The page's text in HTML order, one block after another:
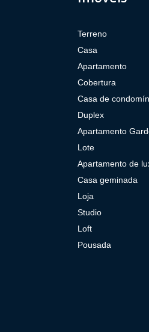
Terreno
Casa
Apartamento
Cobertura
Casa de
Duplex
Apartamento
Lote
Apartamento de
Casa geminada
Loja
Studio
Loft
Pousada